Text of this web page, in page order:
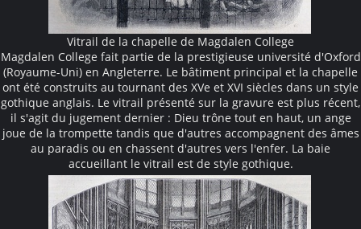
Vitrail de la chapelle de Magdalen College
Magdalen College fait partie de la prestigieuse université d'Oxford
(Royaume-Uni) en Angleterre. Le bâtiment principal et la chapelle
ont été construits au tournant des XVe et XVI siècles dans un style
gothique anglais. Le vitrail présenté sur la gravure est plus récent,
il s'agit du jugement dernier : Dieu trône tout en haut, un ange
joue de la trompette tandis que d'autres accompagnent des âmes
au paradis ou en chassent d'autres vers l'enfer. La baie
accueillant le vitrail est de style gothique.